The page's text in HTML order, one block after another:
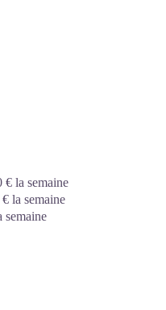
la semaine
la semaine
semaine